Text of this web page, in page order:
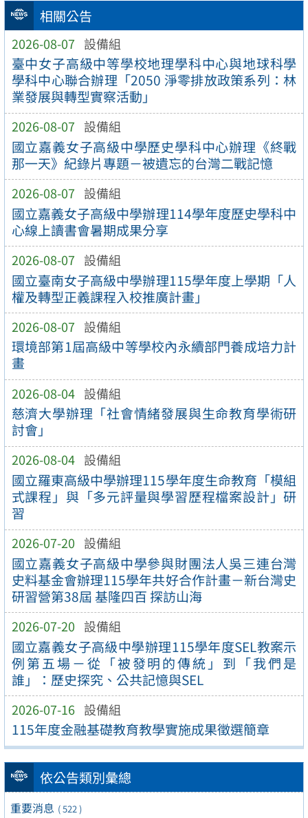
相關公告
2026-08-07 設備組
臺中女子高級中等學校地理學科中心與地球科學
學科中心聯合辦理「2050 淨零排放政策系列：林
業發展與轉型實察活動」
2026-08-07 設備組
國立嘉義女子高級中學歷史學科中心辦理《終戰
那一天》紀錄片專題－被遺忘的台灣二戰記憶
2026-08-07 設備組
國立嘉義女子高級中學辦理114學年度歷史學科中
心線上讀書會暑期成果分享
2026-08-07 設備組
國立臺南女子高級中學辦理115學年度上學期「人
權及轉型正義課程入校推廣計畫」
2026-08-07 設備組
環境部第1屆高級中等學校內永續部門養成培力計
畫
2026-08-04 設備組
慈濟大學辦理「社會情緒發展與生命教育學術研
討會」
2026-08-04 設備組
國立羅東高級中學辦理115學年度生命教育「模組
式課程」與「多元評量與學習歷程檔案設計」研
習
2026-07-20 設備組
國立嘉義女子高級中學參與財團法人吳三連台灣
史料基金會辦理115學年共好合作計畫－新台灣史
研習營第38屆 基隆四百 探訪山海
2026-07-20 設備組
國立嘉義女子高級中學辦理115學年度SEL教案示
例第五場－從「被發明的傳統」到「我們是
誰」：歷史探究、公共記憶與SEL
2026-07-16 設備組
115年度金融基礎教育教學實施成果徵選簡章
依公告類別彙總
重要消息 ( 522 )